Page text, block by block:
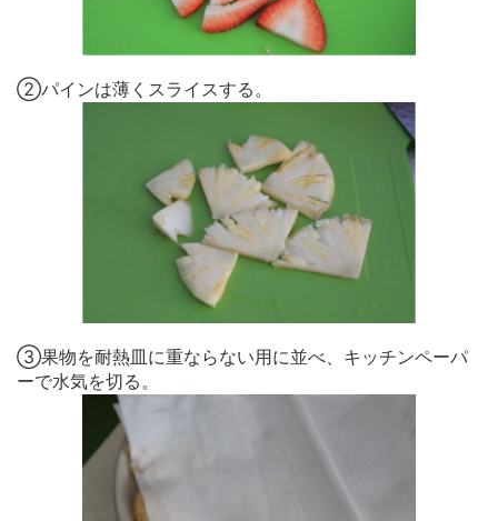
②パインは薄くスライスする。
③果物を耐熱皿に重ならない用に並べ、キッチンペーパ
ーで水気を切る。